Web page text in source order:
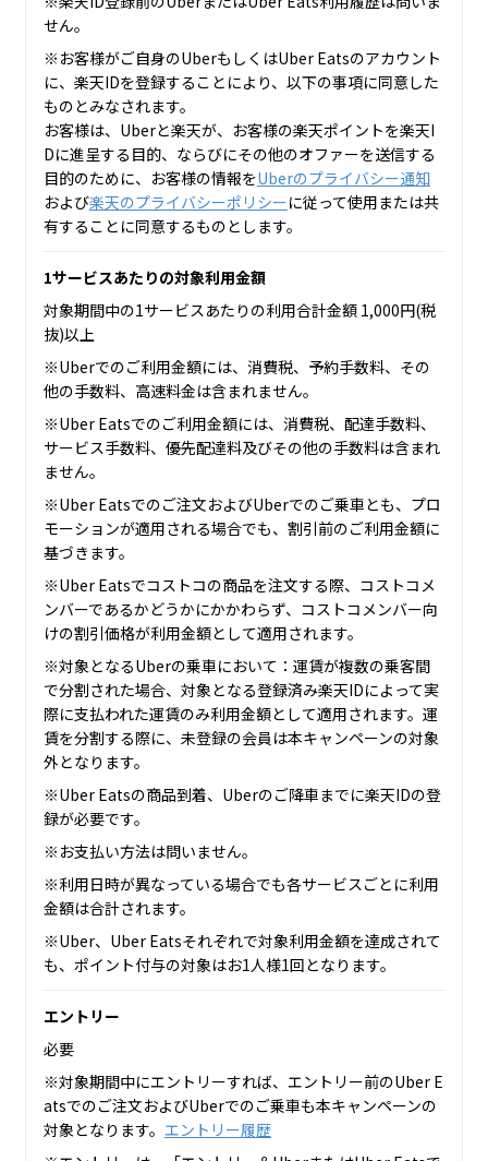
せん。
※お客様がご自身のUberもしくはUber Eatsのアカウント
に、楽天IDを登録することにより、以下の事項に同意した
ものとみなされます。
お客様は、Uberと楽天が、お客様の楽天ポイントを楽天I
Dに進呈する目的、ならびにその他のオファーを送信する
目的のために、お客様の情報をUberのプライバシー通知
および楽天のプライバシーポリシーに従って使用または共
有することに同意するものとします。
1サービスあたりの対象利用金額
対象期間中の1サービスあたりの利用合計金額 1,000円(税
抜)以上
※Uberでのご利用金額には、消費税、予約手数料、その
他の手数料、高速料金は含まれません。
※Uber Eatsでのご利用金額には、消費税、配達手数料、
サービス手数料、優先配達料及びその他の手数料は含まれ
ません。
※Uber Eatsでのご注文およびUberでのご乗車とも、プロ
モーションが適用される場合でも、割引前のご利用金額に
基づきます。
※Uber Eatsでコストコの商品を注文する際、コストコメ
ンバーであるかどうかにかかわらず、コストコメンバー向
けの割引価格が利用金額として適用されます。
※対象となるUberの乗車において：運賃が複数の乗客間
で分割された場合、対象となる登録済み楽天IDによって実
際に支払われた運賃のみ利用金額として適用されます。運
賃を分割する際に、未登録の会員は本キャンペーンの対象
外となります。
※Uber Eatsの商品到着、Uberのご降車までに楽天IDの登
録が必要です。
※お支払い方法は問いません。
※利用日時が異なっている場合でも各サービスごとに利用
金額は合計されます。
※Uber、Uber Eatsそれぞれで対象利用金額を達成されて
も、ポイント付与の対象はお1人様1回となります。
エントリー
必要
※対象期間中にエントリーすれば、エントリー前のUber E
atsでのご注文およびUberでのご乗車も本キャンペーンの
対象となります。 エントリー履歴